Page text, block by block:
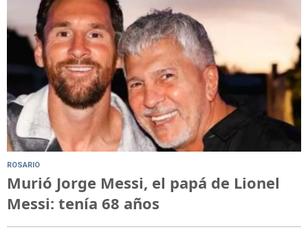
ROSARIO
Murió Jorge Messi, el papá de Lionel
Messi: tenía 68 años